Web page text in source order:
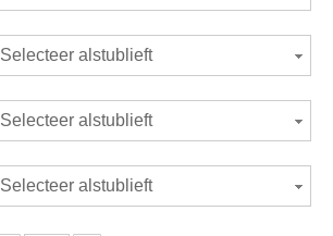
Selecteer alstublieft
Selecteer alstublieft
Selecteer alstublieft